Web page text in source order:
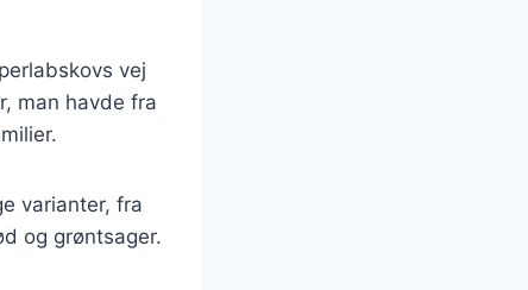
vej
man havde fra
varianter, fra
og grøntsager.